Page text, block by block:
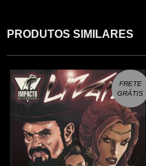
PRODUTOS SIMILARES
FRETE
GRÁTIS